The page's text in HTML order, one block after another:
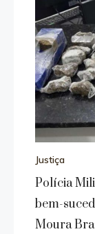
Justiça
Polícia
bem-
Moura